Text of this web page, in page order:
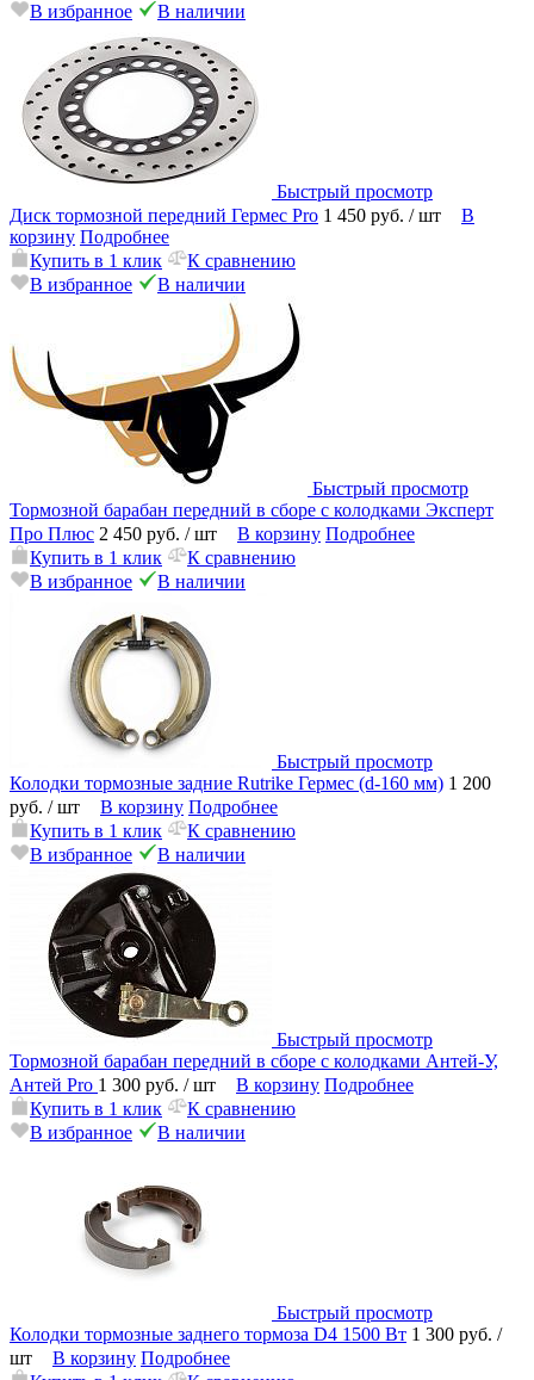
В избранное
В наличии
Быстрый просмотр
Диск тормозной передний Гермес Pro 1 450 руб. / шт
В
корзину Подробнее
Купить в 1 клик
К сравнению
В избранное
В наличии
Быстрый просмотр
Тормозной барабан передний в сборе с колодками Эксперт
Про Плюс 2 450 руб. / шт В корзину Подробнее
Купить в 1 клик
К сравнению
В избранное
В наличии
Быстрый просмотр
Колодки тормозные задние Rutrike Гермес (d-160 мм) 1 200
руб. / шт В корзину Подробнее
Купить в 1 клик
К сравнению
В избранное
В наличии
Быстрый просмотр
Тормозной барабан передний в сборе с колодками Антей-У,
Антей Pro 1 300 руб. / шт В корзину Подробнее
Купить в 1 клик
К сравнению
В избранное
В наличии
Быстрый просмотр
Колодки тормозные заднего тормоза D4 1500 Вт 1 300 руб. /
шт
В корзину Подробнее